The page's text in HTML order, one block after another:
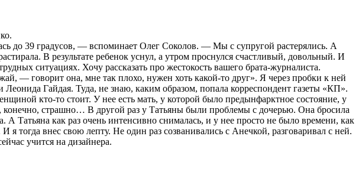
до 39 градусов, — вспоминает Олег Соколов. — Мы с супругой растерялись. А
В результате ребенок уснул, а утром проснулся счастливый, довольный. И
ситуациях. Хочу рассказать про жестокость вашего брата-журналиста.
— говорит она, мне так плохо, нужен хоть какой-то друг». Я через пробки к ней
Гайдая. Туда, не знаю, каким образом, попала корреспондент газеты «КП».
кто-то стоит. У нее есть мать, у которой было предынфарктное состояние, у
конечно, страшно… В другой раз у Татьяны были проблемы с дочерью. Она бросила
А Татьяна как раз очень интенсивно снималась, и у нее просто не было времени, как
тогда внес свою лепту. Не один раз созванивались с Анечкой, разговаривал с ней.
учится на дизайнера.